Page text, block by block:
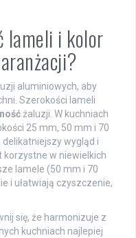
lameli i kolor
aluminiowych, aby
Szerokości lameli
żaluzji. W kuchniach
25 mm, 50 mm i 70
wygląd i
korzystne w niewielkich
lamele (50 mm i 70
i ułatwiają czyszczenie,
się, że harmonizuje z
kuchniach najlepiej